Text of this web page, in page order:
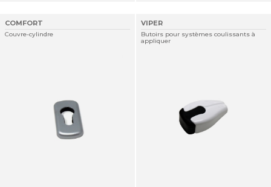
COMFORT
Couvre-cylindre
VIPER
Butoirs pour systèmes coulissants à
appliquer